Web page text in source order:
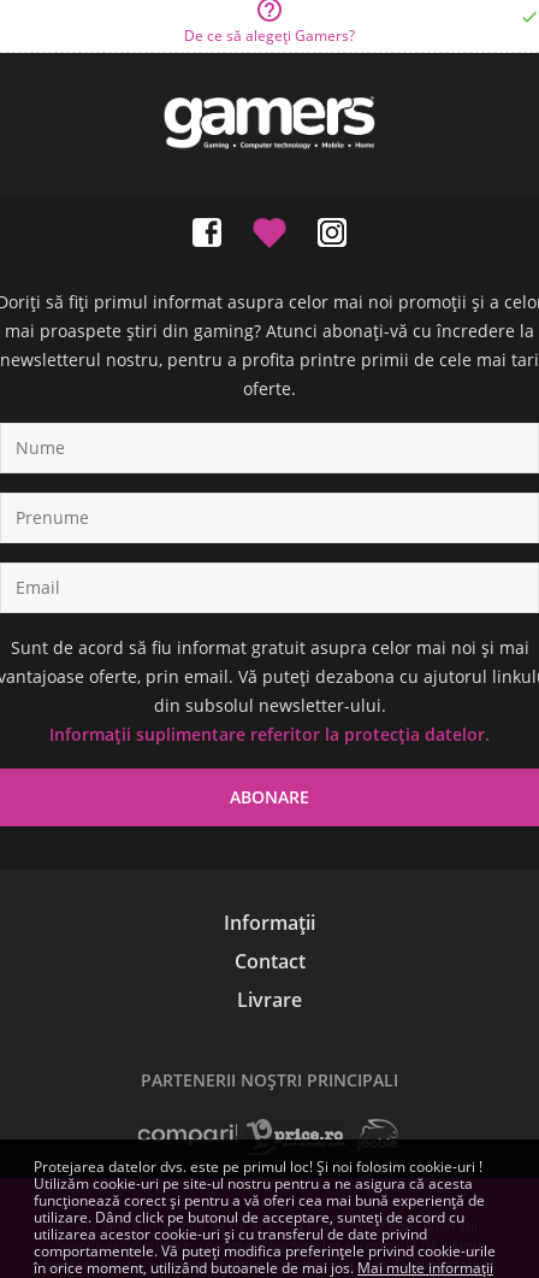

De ce să alegeți Gamers?

să fiți primul informat asupra celor mai noi promoții și a
mai proaspete știri din gaming? Atunci abonați-vă cu încredere la
newsletterul nostru, pentru a profita printre primii de cele mai tari
oferte.
Sunt de acord să fiu informat gratuit asupra celor mai noi și mai
oferte, prin email. Vă puteți dezabona cu ajutorul
din subsolul newsletter-ului.
Informații suplimentare referitor la protecția datelor.
Informații
Contact
Livrare
PARTENERII NOŞTRI PRINCIPALI
Unele dintre imaginile de pe această pagină sunt doar ilustrații.
Specificațiile tehnice, conținutul pachetelor și cerințele de sistem
indicate pentru produsele software sunt orientative. Dezvoltatorii și
Protejarea datelor dvs. este pe primul loc! Și noi folosim cookie-uri !
Utilizăm cookie-uri pe site-ul nostru pentru a ne asigura că acesta
funcționează corect și pentru a vă oferi cea mai bună experiență de
utilizare. Dând click pe butonul de acceptare, sunteți de acord cu
utilizarea acestor cookie-uri și cu transferul de date privind
comportamentele. Vă puteți modifica preferințele privind cookie-urile
în orice moment, utilizând butoanele de mai jos. Mai multe informații